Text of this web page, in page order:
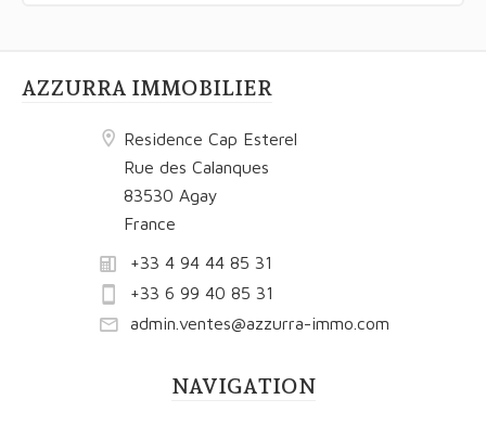
AZZURRA IMMOBILIER
Residence Cap Esterel
Rue des Calanques
83530 Agay
France
+33 4 94 44 85 31
+33 6 99 40 85 31
admin.ventes@azzurra-immo.com
NAVIGATION